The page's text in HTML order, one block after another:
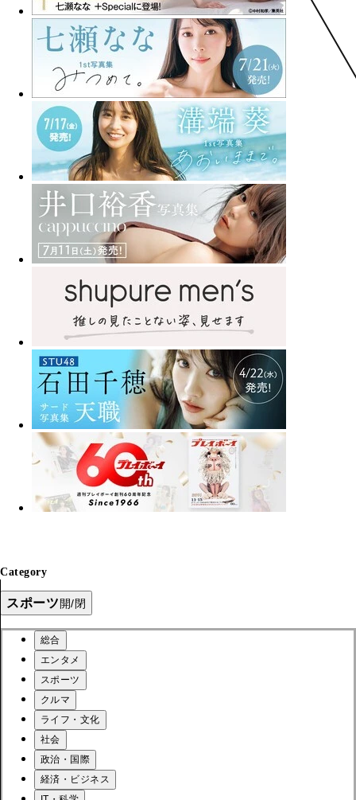
Category
スポーツ開/閉
総合
エンタメ
スポーツ
クルマ
ライフ・文化
社会
政治・国際
経済・ビジネス